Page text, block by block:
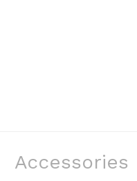
Accessories